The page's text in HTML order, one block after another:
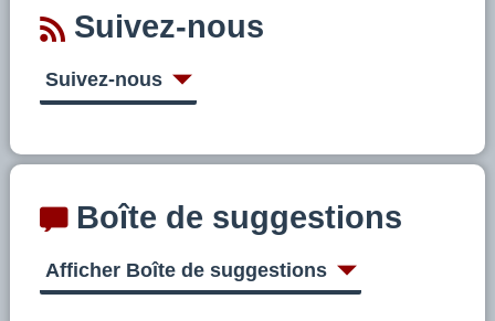
Suivez-nous
Suivez-nous
Boîte de suggestions
Afficher Boîte de suggestions